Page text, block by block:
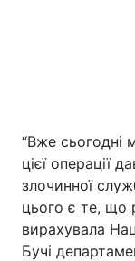
“Вже сьогодні
цієї операції
злочинної
цього є те, що
вирахувала
Бучі